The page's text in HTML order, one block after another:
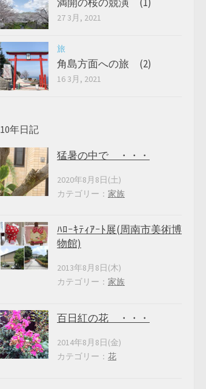
27 3月, 2021
旅
角島方面への旅 (2)
16 3月, 2021
10年日記
猛暑の中で ・・・
2020年8月8日(土)
カテゴリー： 家族
ﾊﾛｰｷﾃｨｱｰﾄ展(周南市美術博
物館)
2013年8月8日(木)
カテゴリー： 家族
百日紅の花 ・・・
2014年8月8日(金)
カテゴリー： 花